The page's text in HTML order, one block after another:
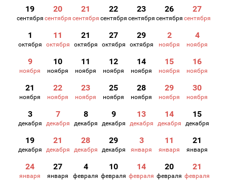
19
сентября
20
сентября
21
сентября
22
сентября
23
сентября
26
сентября
27
сентября
1
октября
11
октября
21
октября
27
октября
29
октября
2
ноября
4
ноября
9
ноября
10
ноября
11
ноября
12
ноября
14
ноября
15
ноября
16
ноября
21
ноября
22
ноября
23
ноября
25
ноября
28
ноября
29
ноября
30
ноября
3
декабря
7
декабря
8
декабря
9
декабря
13
декабря
14
декабря
15
декабря
19
декабря
21
декабря
28
декабря
29
декабря
3
января
11
января
21
января
24
января
27
января
4
февраля
10
февраля
14
февраля
20
февраля
21
февраля